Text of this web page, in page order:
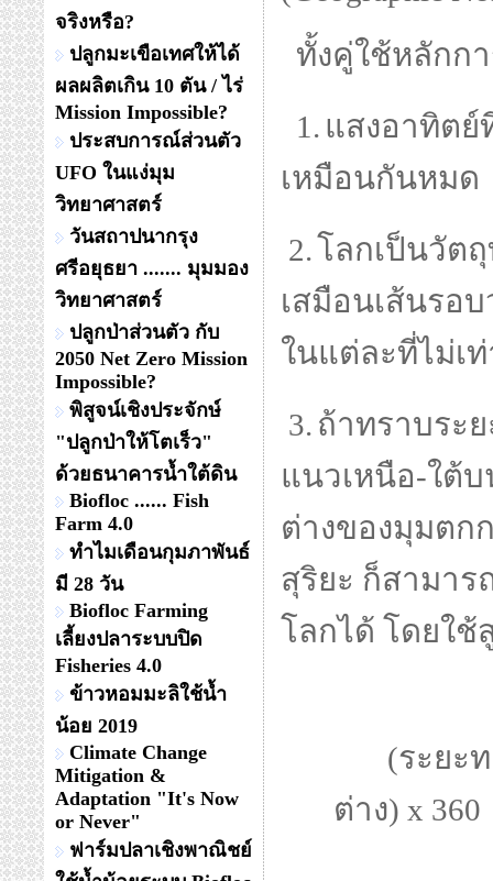
จริงหรือ?
ปลูกมะเขือเทศให้ได้
ผลผลิตเกิน 10 ตัน / ไร่
Mission Impossible?
ประสบการณ์ส่วนตัว
UFO ในแง่มุม
วิทยาศาสตร์
วันสถาปนากรุง
ศรีอยุธยา ....... มุมมอง
วิทยาศาสตร์
ปลูกป่าส่วนตัว กับ
2050 Net Zero Mission
Impossible?
พิสูจน์เชิงประจักษ์
"ปลูกป่าให้โตเร็ว"
ด้วยธนาคารน้ำใต้ดิน
Biofloc ...... Fish
Farm 4.0
ทำไมเดือนกุมภาพันธ์
มี 28 วัน
Biofloc Farming
เลี้ยงปลาระบบปิด
Fisheries 4.0
ข้าวหอมมะลิใช้น้ำ
น้อย 2019
Climate Change
Mitigation &
Adaptation "It's Now
or Never"
ฟาร์มปลาเชิงพาณิชย์
ทั้งคู่ใช้หลักก
1. แสงอาทิตย์
เหมือนกันหมด
2.โลกเป็นวัต
เสมือนเส้นรอ
ในแต่ละที่ไม่เ
3. ถ้าทราบระ
แนวเหนือ-ใต้
ต่างของมุมตก
สุริยะ ก็สามา
โลกได้ โดยใช้
(ระยะทา
ต่าง) x